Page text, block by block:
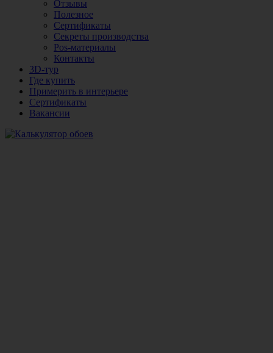
Отзывы
Полезное
Сертификаты
Секреты производства
Pos-материалы
Контакты
3D-тур
Где купить
Примерить в интерьере
Сертификаты
Вакансии